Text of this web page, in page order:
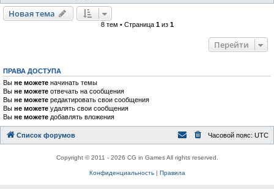
Новая тема
8 тем • Страница 1из 1
Перейти
ПРАВА ДОСТУПА
Вы не можете начинать темы
Вы не можете отвечать на сообщения
Вы не можете редактировать свои сообщения
Вы не можете удалять свои сообщения
Вы не можете добавлять вложения
Список форумов Часовой пояс: UTC
Copyright © 2011 - 2026 CG in Games All rights reserved.
Конфиденциальность| Правила